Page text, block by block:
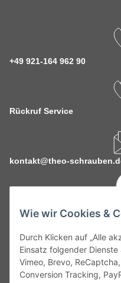
Wie wir Cookies &
Durch Klicken auf „Alle
Einsatz folgender Dienste
Vimeo, Brevo,
Conversion Tracking,
+49 921-164 962 90
Rückruf Service
kontakt@theo-
Service
Gesetzliche Informationen